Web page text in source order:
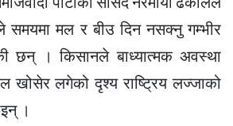
समयमा मल र बीउ दिन नसक्नु गम्भीर
छन् । किसानले बाध्यात्मक अवस्था
खोसेर लगेको दृश्य राष्ट्रिय लज्जाको
।